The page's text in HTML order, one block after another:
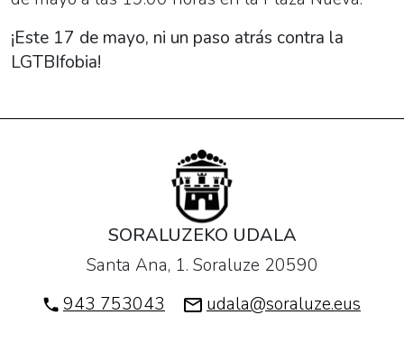
¡Este 17 de mayo, ni un paso atrás contra la
LGTBIfobia!
SORALUZEKO UDALA
Santa Ana, 1. Soraluze 20590
943 753043
udala@soraluze.eus